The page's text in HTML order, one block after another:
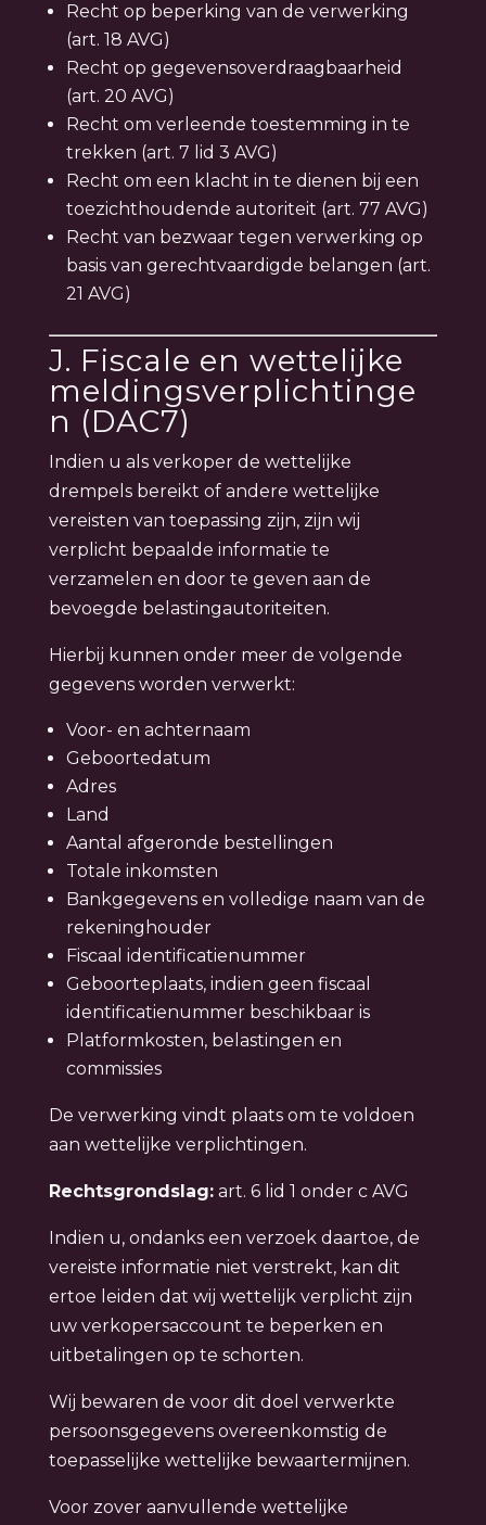
Recht op beperking van de verwerking
(art. 18 AVG)
Recht op gegevensoverdraagbaarheid
(art. 20 AVG)
Recht om verleende toestemming in te
trekken (art. 7 lid 3 AVG)
Recht om een klacht in te dienen bij een
toezichthoudende autoriteit (art. 77 AVG)
Recht van bezwaar tegen verwerking op
basis van gerechtvaardigde belangen (art.
21 AVG)
J. Fiscale en wettelijke
meldingsverplichtinge
n (DAC7)
Indien u als verkoper de wettelijke
drempels bereikt of andere wettelijke
vereisten van toepassing zijn, zijn wij
verplicht bepaalde informatie te
verzamelen en door te geven aan de
bevoegde belastingautoriteiten.
Hierbij kunnen onder meer de volgende
gegevens worden verwerkt:
Voor- en achternaam
Geboortedatum
Adres
Land
Aantal afgeronde bestellingen
Totale inkomsten
Bankgegevens en volledige naam van de
rekeninghouder
Fiscaal identificatienummer
Geboorteplaats, indien geen fiscaal
identificatienummer beschikbaar is
Platformkosten, belastingen en
commissies
De verwerking vindt plaats om te voldoen
aan wettelijke verplichtingen.
Rechtsgrondslag:art. 6 lid 1 onder c AVG
Indien u, ondanks een verzoek daartoe, de
vereiste informatie niet verstrekt, kan dit
ertoe leiden dat wij wettelijk verplicht zijn
uw verkopersaccount te beperken en
uitbetalingen op te schorten.
Wij bewaren de voor dit doel verwerkte
persoonsgegevens overeenkomstig de
toepasselijke wettelijke bewaartermijnen.
Voor zover aanvullende wettelijke